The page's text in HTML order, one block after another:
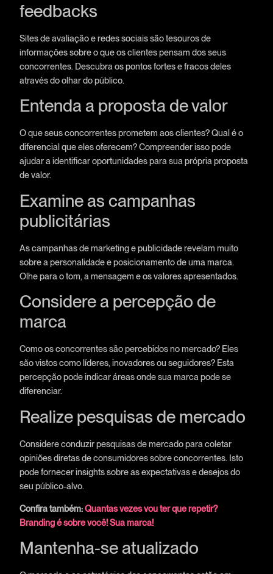
feedbacks
Sites de avaliação e redes sociais são tesouros de
informações sobre o que os clientes pensam dos seus
concorrentes. Descubra os pontos fortes e fracos deles
através do olhar do público.
Entenda a proposta de valor
O que seus concorrentes prometem aos clientes? Qual é o
diferencial que eles oferecem? Compreender isso pode
ajudar a identificar oportunidades para sua própria proposta
de valor.
Examine as campanhas
publicitárias
As campanhas de marketing e publicidade revelam muito
sobre a personalidade e posicionamento de uma marca.
Olhe para o tom, a mensagem e os valores apresentados.
Considere a percepção de
marca
Como os concorrentes são percebidos no mercado? Eles
são vistos como líderes, inovadores ou seguidores? Esta
percepção pode indicar áreas onde sua marca pode se
diferenciar.
Realize pesquisas de mercado
Considere conduzir pesquisas de mercado para coletar
opiniões diretas de consumidores sobre concorrentes. Isto
pode fornecer insights sobre as expectativas e desejos do
seu público-alvo.
Confira também:Quantas vezes vou ter que repetir?
Branding é sobre você! Sua marca!
Mantenha-se atualizado